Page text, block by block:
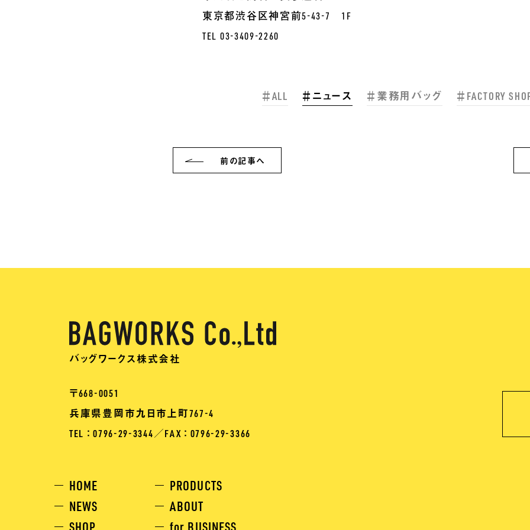
東京都渋谷区神宮前5-43-7 1F
TEL 03-3409-2260
＃ALL ＃ニュース ＃業務用バッグ ＃FACTORY
前 の記事へ
バッグワークス株式会社
〒668-0051
兵庫県豊岡市九日市上町767-4
TEL ： 0796-29-3344／FAX ： 0796-29-3366
HOME
PRODUCTS
NEWS
ABOUT
SHOP
for BUSINESS